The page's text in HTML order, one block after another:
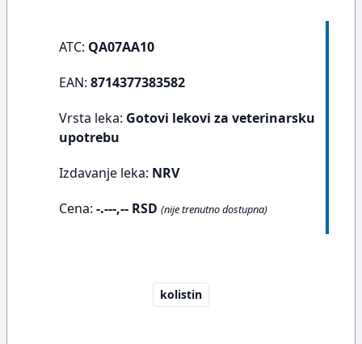
ATC: QA07AA10
EAN: 8714377383582
Vrsta leka: Gotovi lekovi za veterinarsku
upotrebu
Izdavanje leka: NRV
Cena: -.---,-- RSD (nije trenutno dostupna)
kolistin